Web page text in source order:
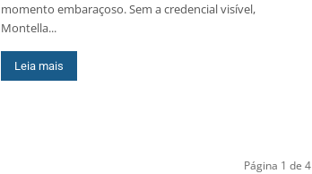
momento embaraçoso. Sem a credencial visível,
Montella...
Leia mais
Página 1 de 4